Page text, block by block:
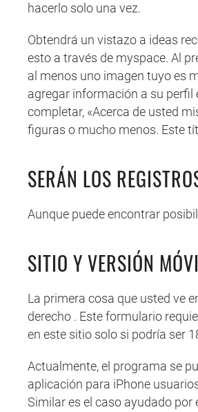
hacerlo solo una vez.
Obtendrá un vistazo a ideas
esto a través de myspace. Al
al menos uno imagen tuyo es
agregar información a su perfil
completar, «Acerca de usted
figuras o mucho menos. Este
SERÁN LOS
Aunque puede encontrar
SITIO Y VERSIÓN
La primera cosa que usted ve
derecho . Este formulario
en este sitio solo si podría ser
Actualmente, el programa se
aplicación para iPhone
Similar es el caso ayudado